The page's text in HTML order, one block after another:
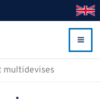
multidevises